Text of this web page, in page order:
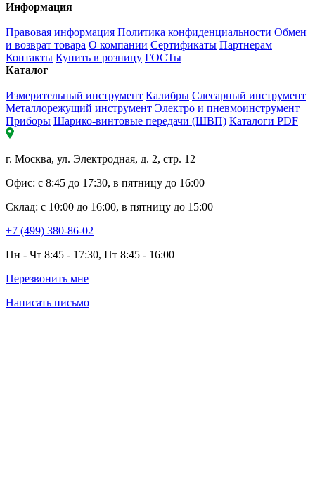
Информация
Правовая информация Политика конфиденциальности Обмен
и возврат товара О компании Сертификаты Партнерам
Контакты Купить в розницу ГОСТы
Каталог
Измерительный инструмент Калибры Слесарный инструмент
Металлорежущий инструмент Электро и пневмоинструмент
Приборы Шарико-винтовые передачи (ШВП) Каталоги PDF
г. Москва, ул. Электродная, д. 2, стр. 12
Офис: с 8:45 до 17:30, в пятницу до 16:00
Склад: с 10:00 до 16:00, в пятницу до 15:00
+7 (499) 380-86-02
Пн - Чт 8:45 - 17:30, Пт 8:45 - 16:00
Перезвонить мне
Написать письмо